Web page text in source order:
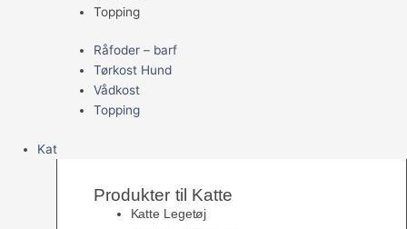
Topping
Råfoder – barf
Tørkost Hund
Vådkost
Topping
Kat
Produkter til Katte
Katte Legetøj